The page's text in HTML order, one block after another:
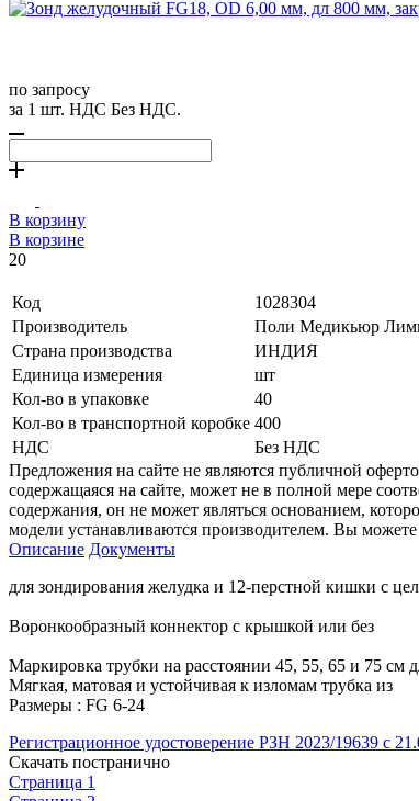
по запросу
за 1 шт. НДС Без НДС.
В корзину
В корзине
20
Код
1028304
Производитель
Поли Медикьюр
Страна производства
ИНДИЯ
Единица измерения
шт
Кол-во в упаковке
40
Кол-во в транспортной коробке 400
НДС
Без НДС
Предложения на сайте не являются публичной
содержащаяся на сайте, может не в полной мере
содержания, он не может являться основанием,
модели устанавливаются производителем. Вы
Описание Документы
для зондирования желудка и 12-перстной кишки с
Воронкообразный коннектор с крышкой или без
Маркировка трубки на расстоянии 45, 55, 65 и 75 см
Мягкая, матовая и устойчивая к изломам трубка из
Размеры : FG 6-24
Регистрационное удостоверение РЗН 2023/19639 с
Скачать постранично
Страница 1